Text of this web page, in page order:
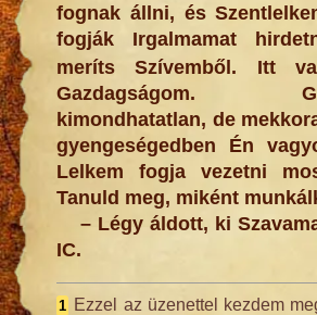
fognak állni, és
fogják Irgalmamat
meríts Szívemből. Itt
Gazdagságom.
kimondhatatlan, de
gyengeségedben Én
Lelkem fogja vezetni
Tanuld meg, miként
– Légy áldott, ki
IC.
1 Ezzel az üzenettel kezdem